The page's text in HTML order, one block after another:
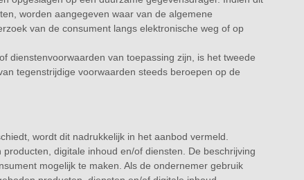
worden aangegeven waar van de algemene
van de consument langs elektronische weg of op
dienstenvoorwaarden van toepassing zijn, is het tweede
tegenstrijdige voorwaarden steeds beroepen op de
wordt dit nadrukkelijk in het aanbod vermeld.
digitale inhoud en/of diensten. De beschrijving
mogelijk te maken. Als de ondernemer gebruik